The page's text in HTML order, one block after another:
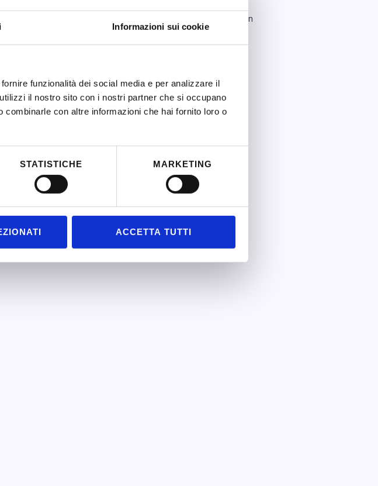
Informazioni sui cookie
funzionalità dei social media e per analizzare il
il nostro sito con i nostri partner che si occupano
con altre informazioni che hai fornito loro o
STATISTICHE MARKETING
ACCETTA TUTTI
certificazione di Coach professionista, con focus particolare in
e crescita personale, supportando le persone